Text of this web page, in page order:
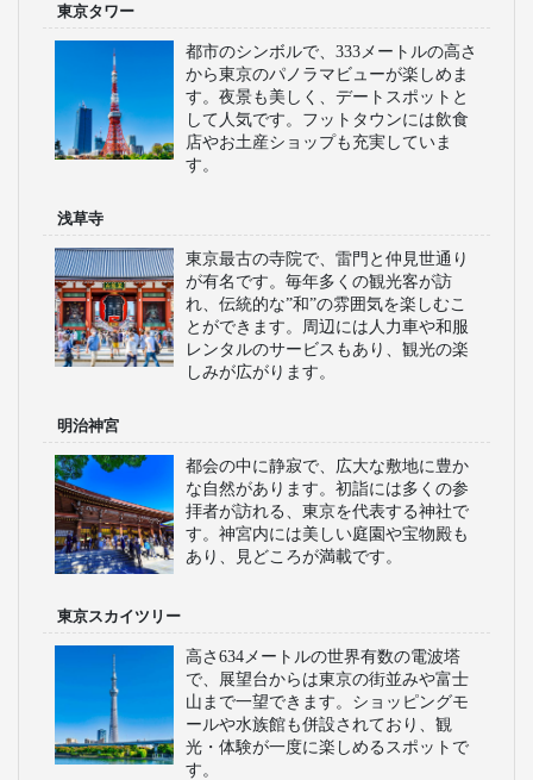
東京タワー
都市のシンボルで、333メートルの高さ
から東京のパノラマビューが楽しめま
す。夜景も美しく、デートスポットと
して人気です。フットタウンには飲食
店やお土産ショップも充実していま
す。
浅草寺
東京最古の寺院で、雷門と仲見世通り
が有名です。毎年多くの観光客が訪
れ、伝統的な”和”の雰囲気を楽しむこ
とができます。周辺には人力車や和服
レンタルのサービスもあり、観光の楽
しみが広がります。
明治神宮
都会の中に静寂で、広大な敷地に豊か
な自然があります。初詣には多くの参
拝者が訪れる、東京を代表する神社で
す。神宮内には美しい庭園や宝物殿も
あり、見どころが満載です。
東京スカイツリー
高さ634メートルの世界有数の電波塔
で、展望台からは東京の街並みや富士
山まで一望できます。ショッピングモ
ールや水族館も併設されており、観
光・体験が一度に楽しめるスポットで
す。